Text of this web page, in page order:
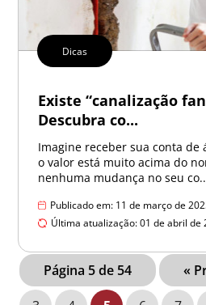
Dicas
Existe “canalização
Descubra co...
Imagine receber sua conta de
o valor está muito acima do
nenhuma mudança no seu
Publicado em: 11 de março de
Última atualização: 01 de abril de
Página 5 de 54 «